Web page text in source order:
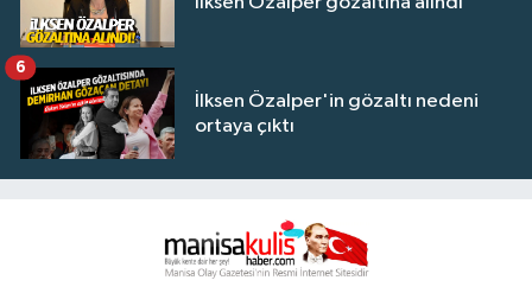
İlksen Özalper'in gözaltı nedeni
ortaya çıktı
6